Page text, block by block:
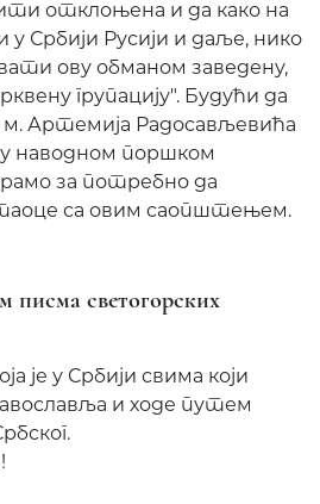
отклоњена и да како на
у Србији Русији и даље, нико
ову обманом заведену,
групацију". Будући да
Артемија Радосављевића
наводном поршком
за потребно да
са овим саопштењем.
писма светогорских
је у Србији свима који
и ходе путем